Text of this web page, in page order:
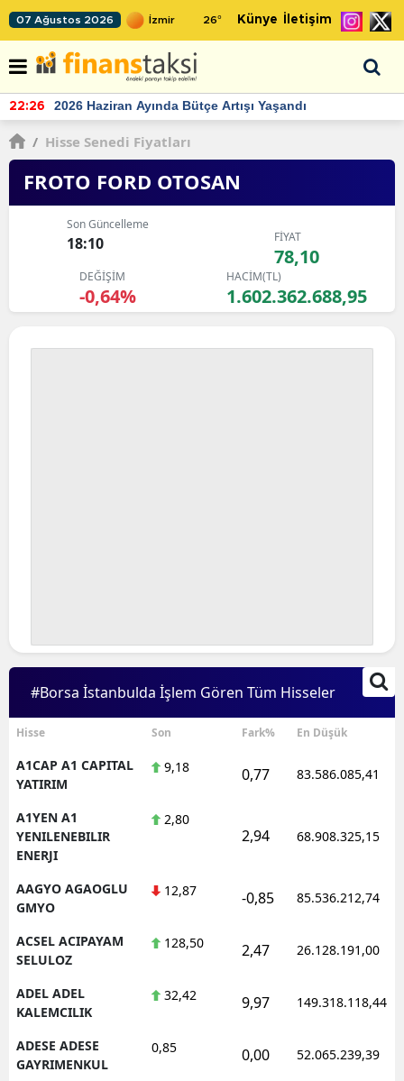
07 Ağustos 2026 26° Künye İletişim
22:24 TCMB'nin rezervlerinde artan momentum devam ediyor
/ Hisse Senedi Fiyatları
FROTO FORD OTOSAN
Son Güncelleme
18:10 FİYAT
78,10
DEĞİŞİM
-0,64%
HACİM(TL)
1.602.362.688,95
#Borsa İstanbulda İşlem Gören Tüm Hisseler
Hisse Son Fark% En Düşük
A1CAP A1 CAPITAL
YATIRIM
9,18 0,77 83.586.085,41
A1YEN A1
YENILENEBILIR
ENERJI
2,80
2,94 68.908.325,15
AAGYO AGAOGLU
GMYO
12,87 -0,85 85.536.212,74
ACSEL ACIPAYAM
SELULOZ
128,50 2,47 26.128.191,00
ADEL ADEL
KALEMCILIK
32,42 9,97 149.318.118,44
ADESE ADESE
GAYRIMENKUL
0,85 0,00 52.065.239,39